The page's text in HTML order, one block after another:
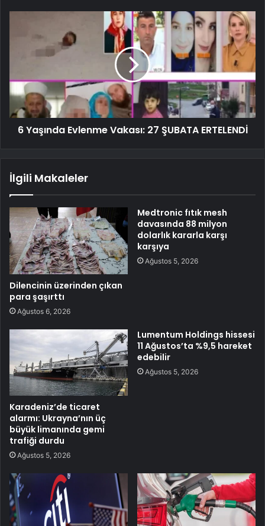
6 Yaşında Evlenme Vakası: 27 ŞUBATA ERTELENDİ
İlgili Makaleler
Dilencinin üzerinden çıkan
para şaşırttı
Ağustos 6, 2026
Medtronic fıtık mesh
davasında 88 milyon
dolarlık kararla karşı
karşıya
Ağustos 5, 2026
Karadeniz’de ticaret
alarmı: Ukrayna’nın üç
büyük limanında gemi
trafiği durdu
Ağustos 5, 2026
Lumentum Holdings hissesi
11 Ağustos’ta %9,5 hareket
edebilir
Ağustos 5, 2026